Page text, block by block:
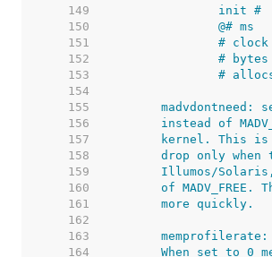
   149
   150
   151
   152
   153
   154
   155
   156
   157
   158
   159
   160
   161
   162
   163
   164